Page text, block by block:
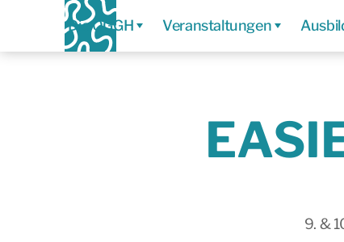
Die ÖGGH Veranstaltungen
9. &